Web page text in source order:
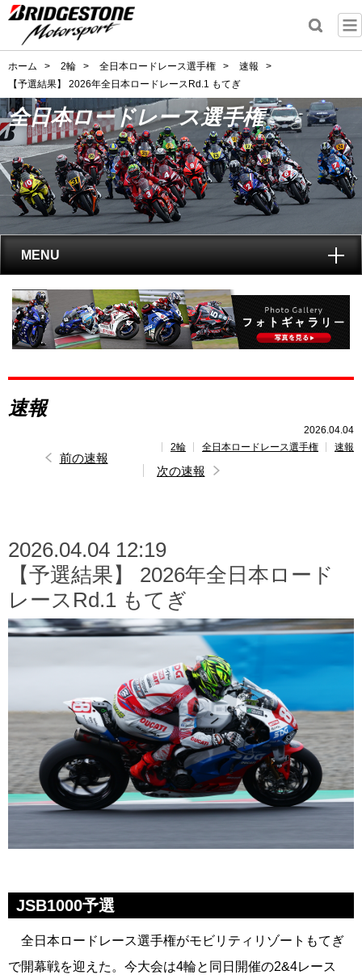
ホーム > 2輪 > 全日本ロードレース選手権 > 速報
>
【予選結果】 2026年全日本ロードレースRd.1 もてぎ
全日本ロードレース選手権
MENU
トップ
全日本ロードレース選手権とは?
レポート
速報
レース開催スケジュール
速報
2026.04.04
2輪
全日本ロードレース選手権 速報
前の速報
次の速報
2026.04.04 12:19
【予選結果】 2026年全日本ロード
レースRd.1 もてぎ
JSB1000予選
全日本ロードレース選手権がモビリティリゾートもてぎ
で開幕戦を迎えた。今大会は4輪と同日開催の2&4レース